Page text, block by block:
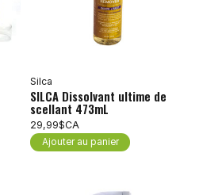
Silca
SILCA Dissolvant ultime de
scellant 473mL
29,99$CA
Ajouter au panier